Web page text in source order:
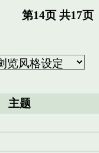
第14页 共17页
主题